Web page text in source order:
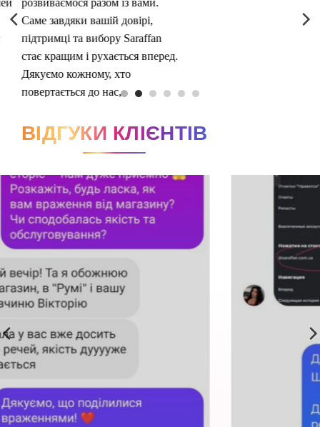
ВІДГУКИ КЛІЄНТІВ